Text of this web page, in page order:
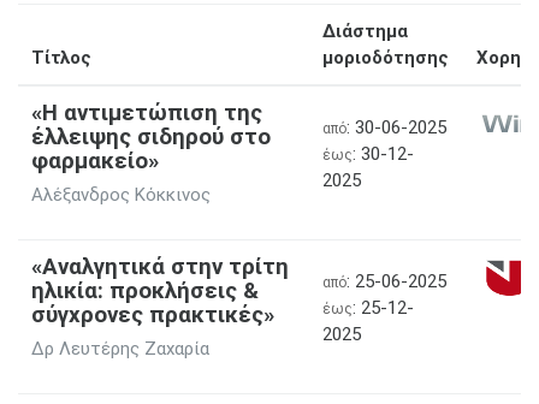
Τίτλος
Διάστημα
μοριοδότησης
«Η αντιμετώπιση της
έλλειψης σιδηρού στο
φαρμακείο»
Αλέξανδρος Κόκκινος
από: 30-06-2025
έως: 30-12-
2025
«Αναλγητικά στην τρίτη
ηλικία: προκλήσεις &
σύγχρονες πρακτικές»
Δρ Λευτέρης Ζαχαρία
από: 25-06-2025
έως: 25-12-
2025